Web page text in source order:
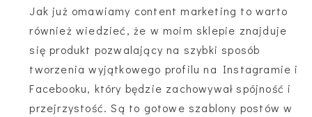
Jak już omawiamy content marketing to warto
również wiedzieć, że w moim sklepie znajduje
się produkt pozwalający na szybki sposób
tworzenia wyjątkowego profilu na Instagramie i
Facebooku, który będzie zachowywał spójność i
przejrzystość. Są to gotowe szablony postów w